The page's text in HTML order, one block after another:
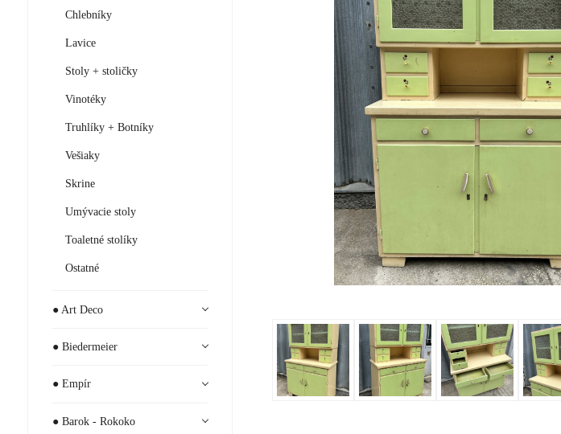
Chlebníky
Lavice
Stoly + stoličky
Vinotéky
Truhlíky + Botníky
Vešiaky
Skrine
Umývacie stoly
Toaletné stolíky
Ostatné
● Art Deco
● Biedermeier
● Empír
● Barok - Rokoko